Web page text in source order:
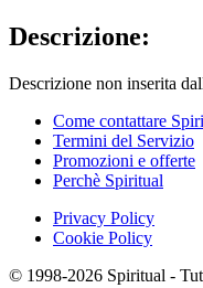
Descrizione:
Descrizione non inserita
Come contattare
Termini del Servizio
Promozioni e offerte
Perchè Spiritual
Privacy Policy
Cookie Policy
© 1998-2026 Spiritual -